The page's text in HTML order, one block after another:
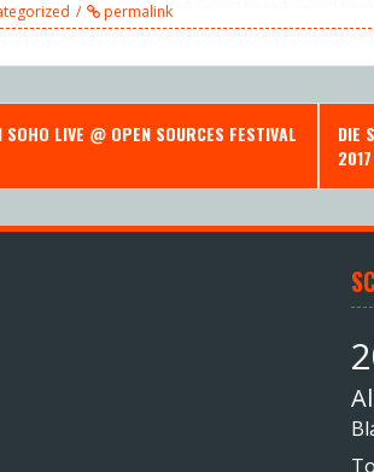
permalink
SOHO LIVE @ OPEN SOURCES FESTIVAL
DIE
2017